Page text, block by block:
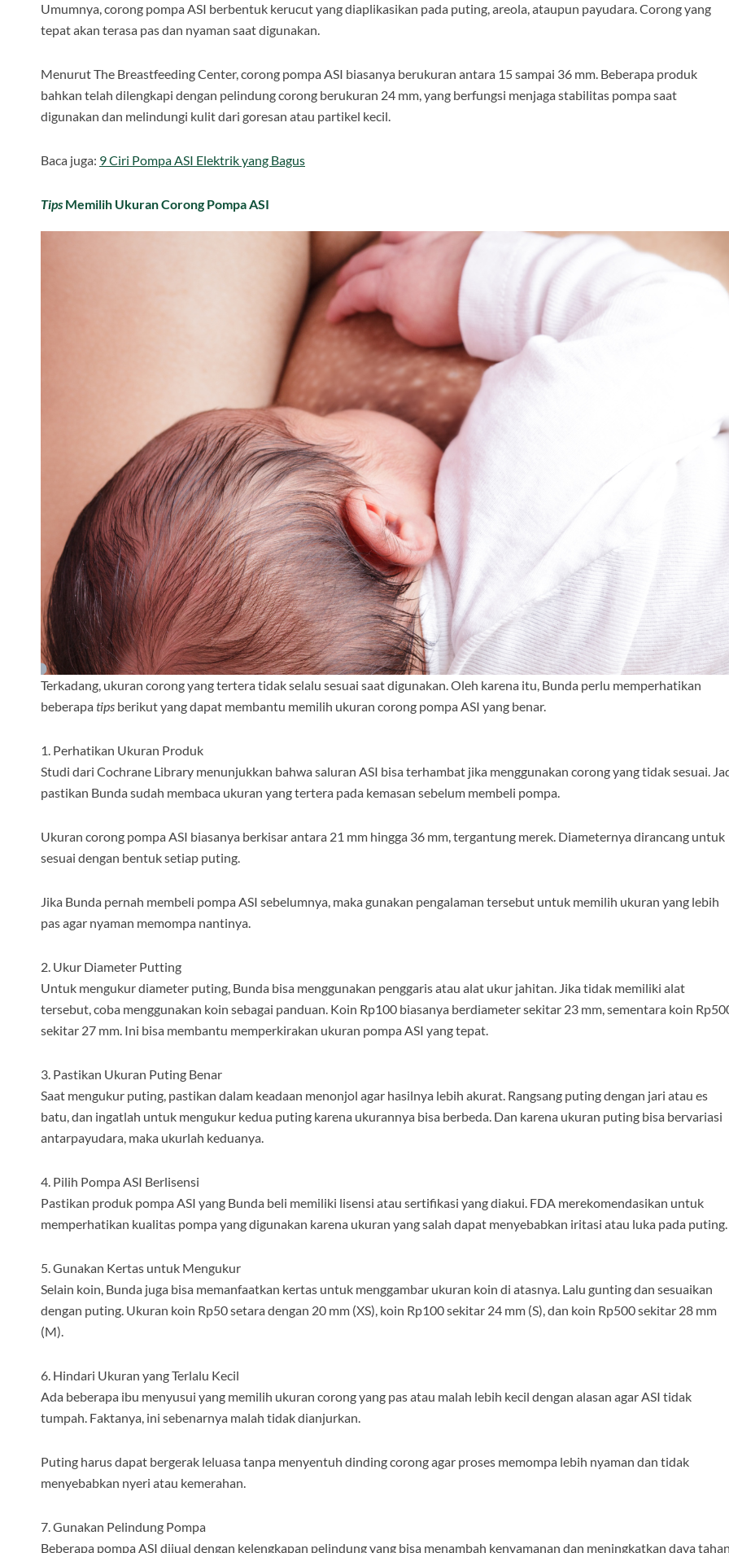
Umumnya, corong pompa ASI berbentuk kerucut yang diaplikasikan pada puting, areola, ataupun payudara. Corong yang
tepat akan terasa pas dan nyaman saat digunakan.
Menurut The Breastfeeding Center, corong pompa ASI biasanya berukuran antara 15 sampai 36 mm. Beberapa produk
bahkan telah dilengkapi dengan pelindung corong berukuran 24 mm, yang berfungsi menjaga stabilitas pompa saat
digunakan dan melindungi kulit dari goresan atau partikel kecil.
Baca juga: 9 Ciri Pompa ASI Elektrik yang Bagus
Tips Memilih Ukuran Corong Pompa ASI
Terkadang, ukuran corong yang tertera tidak selalu sesuai saat digunakan. Oleh karena itu, Bunda perlu memperhatikan
beberapatips berikut yang dapat membantu memilih ukuran corong pompa ASI yang benar.
1. Perhatikan Ukuran Produk
Studi dari Cochrane Library menunjukkan bahwa saluran ASI bisa terhambat jika menggunakan corong yang tidak sesuai.
pastikan Bunda sudah membaca ukuran yang tertera pada kemasan sebelum membeli pompa.
Ukuran corong pompa ASI biasanya berkisar antara 21 mm hingga 36 mm, tergantung merek. Diameternya dirancang untuk
sesuai dengan bentuk setiap puting.
Jika Bunda pernah membeli pompa ASI sebelumnya, maka gunakan pengalaman tersebut untuk memilih ukuran yang lebih
pas agar nyaman memompa nantinya.
2. Ukur Diameter Putting
Untuk mengukur diameter puting, Bunda bisa menggunakan penggaris atau alat ukur jahitan. Jika tidak memiliki alat
tersebut, coba menggunakan koin sebagai panduan. Koin Rp100 biasanya berdiameter sekitar 23 mm, sementara koin
sekitar 27 mm. Ini bisa membantu memperkirakan ukuran pompa ASI yang tepat.
3. Pastikan Ukuran Puting Benar
Saat mengukur puting, pastikan dalam keadaan menonjol agar hasilnya lebih akurat. Rangsang puting dengan jari atau es
batu, dan ingatlah untuk mengukur kedua puting karena ukurannya bisa berbeda. Dan karena ukuran puting bisa bervariasi
antarpayudara, maka ukurlah keduanya.
4. Pilih Pompa ASI Berlisensi
Pastikan produk pompa ASI yang Bunda beli memiliki lisensi atau sertifikasi yang diakui. FDA merekomendasikan untuk
memperhatikan kualitas pompa yang digunakan karena ukuran yang salah dapat menyebabkan iritasi atau luka pada puting.
5. Gunakan Kertas untuk Mengukur
Selain koin, Bunda juga bisa memanfaatkan kertas untuk menggambar ukuran koin di atasnya. Lalu gunting dan sesuaikan
dengan puting. Ukuran koin Rp50 setara dengan 20 mm (XS), koin Rp100 sekitar 24 mm (S), dan koin Rp500 sekitar 28 mm
(M).
6. Hindari Ukuran yang Terlalu Kecil
Ada beberapa ibu menyusui yang memilih ukuran corong yang pas atau malah lebih kecil dengan alasan agar ASI tidak
tumpah. Faktanya, ini sebenarnya malah tidak dianjurkan.
Puting harus dapat bergerak leluasa tanpa menyentuh dinding corong agar proses memompa lebih nyaman dan tidak
menyebabkan nyeri atau kemerahan.
7. Gunakan Pelindung Pompa
Beberapa pompa ASI dijual dengan kelengkapan pelindung yang bisa menambah kenyamanan dan meningkatkan daya